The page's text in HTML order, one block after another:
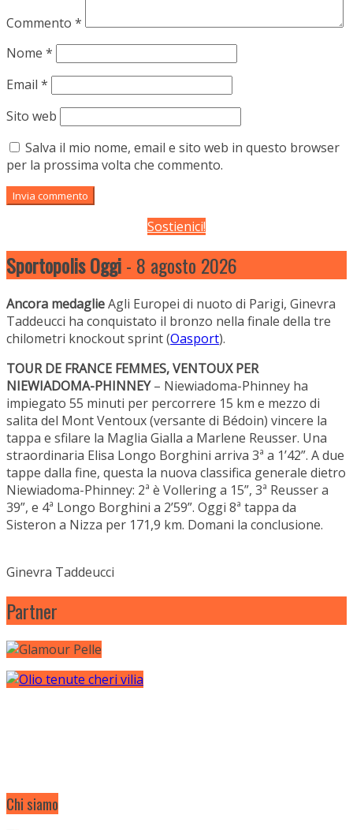
Commento *
Nome *
Email *
Sito web
Salva il mio nome, email e sito web in questo browser
per la prossima volta che commento.
Sostienici!
Sportopolis Oggi- 8 agosto 2026
Ancora medaglieAgli Europei di nuoto di Parigi, Ginevra
Taddeucci ha conquistato il bronzo nella finale della tre
chilometri knockout sprint (Oasport).
TOUR DE FRANCE FEMMES, VENTOUX PER
NIEWIADOMA-PHINNEY– Niewiadoma-Phinney ha
impiegato 55 minuti per percorrere 15 km e mezzo di
salita del Mont Ventoux (versante di Bédoin) vincere la
tappa e sfilare la Maglia Gialla a Marlene Reusser. Una
straordinaria Elisa Longo Borghini arriva 3ª a 1’42”. A due
tappe dalla fine, questa la nuova classifica generale dietro
Niewiadoma-Phinney: 2ª è Vollering a 15”, 3ª Reusser a
39”, e 4ª Longo Borghini a 2’59”. Oggi 8ª tappa da
Sisteron a Nizza per 171,9 km. Domani la conclusione.
Ginevra Taddeucci
Partner
Chi siamo